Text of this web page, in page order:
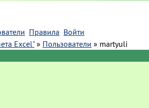
Правила Войти
Excel" » Пользователи » martyuli